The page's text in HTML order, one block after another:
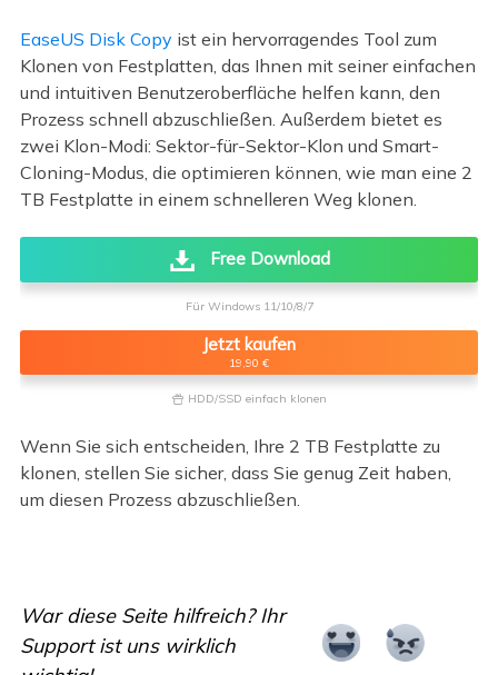
EaseUS Disk Copyist ein hervorragendes Tool zum
Klonen von Festplatten, das Ihnen mit seiner einfachen
und intuitiven Benutzeroberfläche helfen kann, den
Prozess schnell abzuschließen. Außerdem bietet es
zwei Klon-Modi: Sektor-für-Sektor-Klon und Smart-
Cloning-Modus, die optimieren können, wie man eine 2
TB Festplatte in einem schnelleren Weg klonen.
Free Download
Für Windows 11/10/8/7
Jetzt kaufen
19,90 €
 HDD/SSD einfach klonen
Wenn Sie sich entscheiden, Ihre 2 TB Festplatte zu
klonen, stellen Sie sicher, dass Sie genug Zeit haben,
um diesen Prozess abzuschließen.
War diese Seite hilfreich? Ihr
Support ist uns wirklich